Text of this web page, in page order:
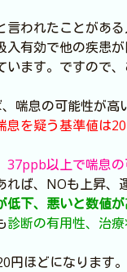
われたことがある
入有効で他の疾患
ます。ですので
喘息の可能性が高
息を疑う基準値は
以上で喘息
れば、NOも上昇、
下、悪いと数値
診断の有用性、治
ほどになります。